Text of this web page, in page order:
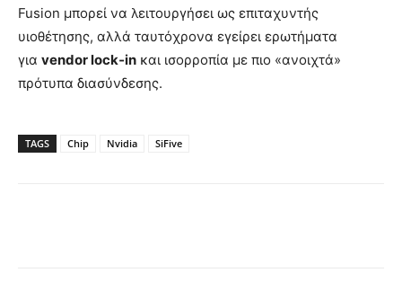
Fusion μπορεί να λειτουργήσει ως επιταχυντής
υιοθέτησης, αλλά ταυτόχρονα εγείρει ερωτήματα
για vendor lock‑in και ισορροπία με πιο «ανοιχτά»
πρότυπα διασύνδεσης.
TAGS Chip Nvidia SiFive